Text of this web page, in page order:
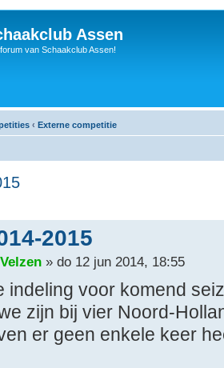
Assen
van Schaakclub Assen!
‹ Externe competitie
2015
» do 12 jun 2014, 18:55
indeling voor komend
zijn bij vier Noord-
er geen enkele keer